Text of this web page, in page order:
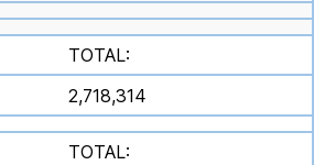
TOTAL:
2,718,314
TOTAL: